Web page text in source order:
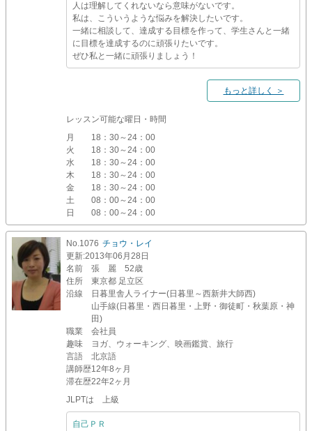
人は理解してくれないなら意味がないです。
私は、こういうような悩みを解決したいです。
一緒に相談して、達成する目標を作って、学生さんと一緒
に目標を達成するのに頑張りたいです。
ぜひ私と一緒に頑張りましょう！
もっと詳しく ＞
レッスン可能な曜日・時間
月
18：30～24：00
火
18：30～24：00
水
18：30～24：00
木
18：30～24：00
金
18：30～24：00
土
08：00～24：00
日
08：00～24：00
No.1076 チョウ・レイ
更新:2013年06月28日
名前
張 麗 52歳
住所
東京都 足立区
沿線
日暮里舎人ライナー(日暮里～西新井大師西)
山手線(日暮里・西日暮里・上野・御徒町・秋葉原・神
田)
職業
会社員
趣味
ヨガ、ウォーキング、映画鑑賞、旅行
言語
北京語
講師歴12年8ヶ月
滞在歴22年2ヶ月
JLPTは 上級
自己ＰＲ